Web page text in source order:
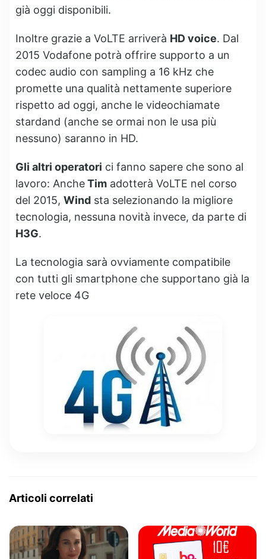
già oggi disponibili.
Inoltre grazie a VoLTE arriverà HD voice. Dal
2015 Vodafone potrà offrire supporto a un
codec audio con sampling a 16 kHz che
promette una qualità nettamente superiore
rispetto ad oggi, anche le videochiamate
stardand (anche se ormai non le usa più
nessuno) saranno in HD.
Gli altri operatori ci fanno sapere che sono al
lavoro: AncheTim adotterà VoLTE nel corso
del 2015, Wind sta selezionando la migliore
tecnologia, nessuna novità invece, da parte di
H3G.
La tecnologia sarà ovviamente compatibile
con tutti gli smartphone che supportano già la
rete veloce 4G
Articoli correlati